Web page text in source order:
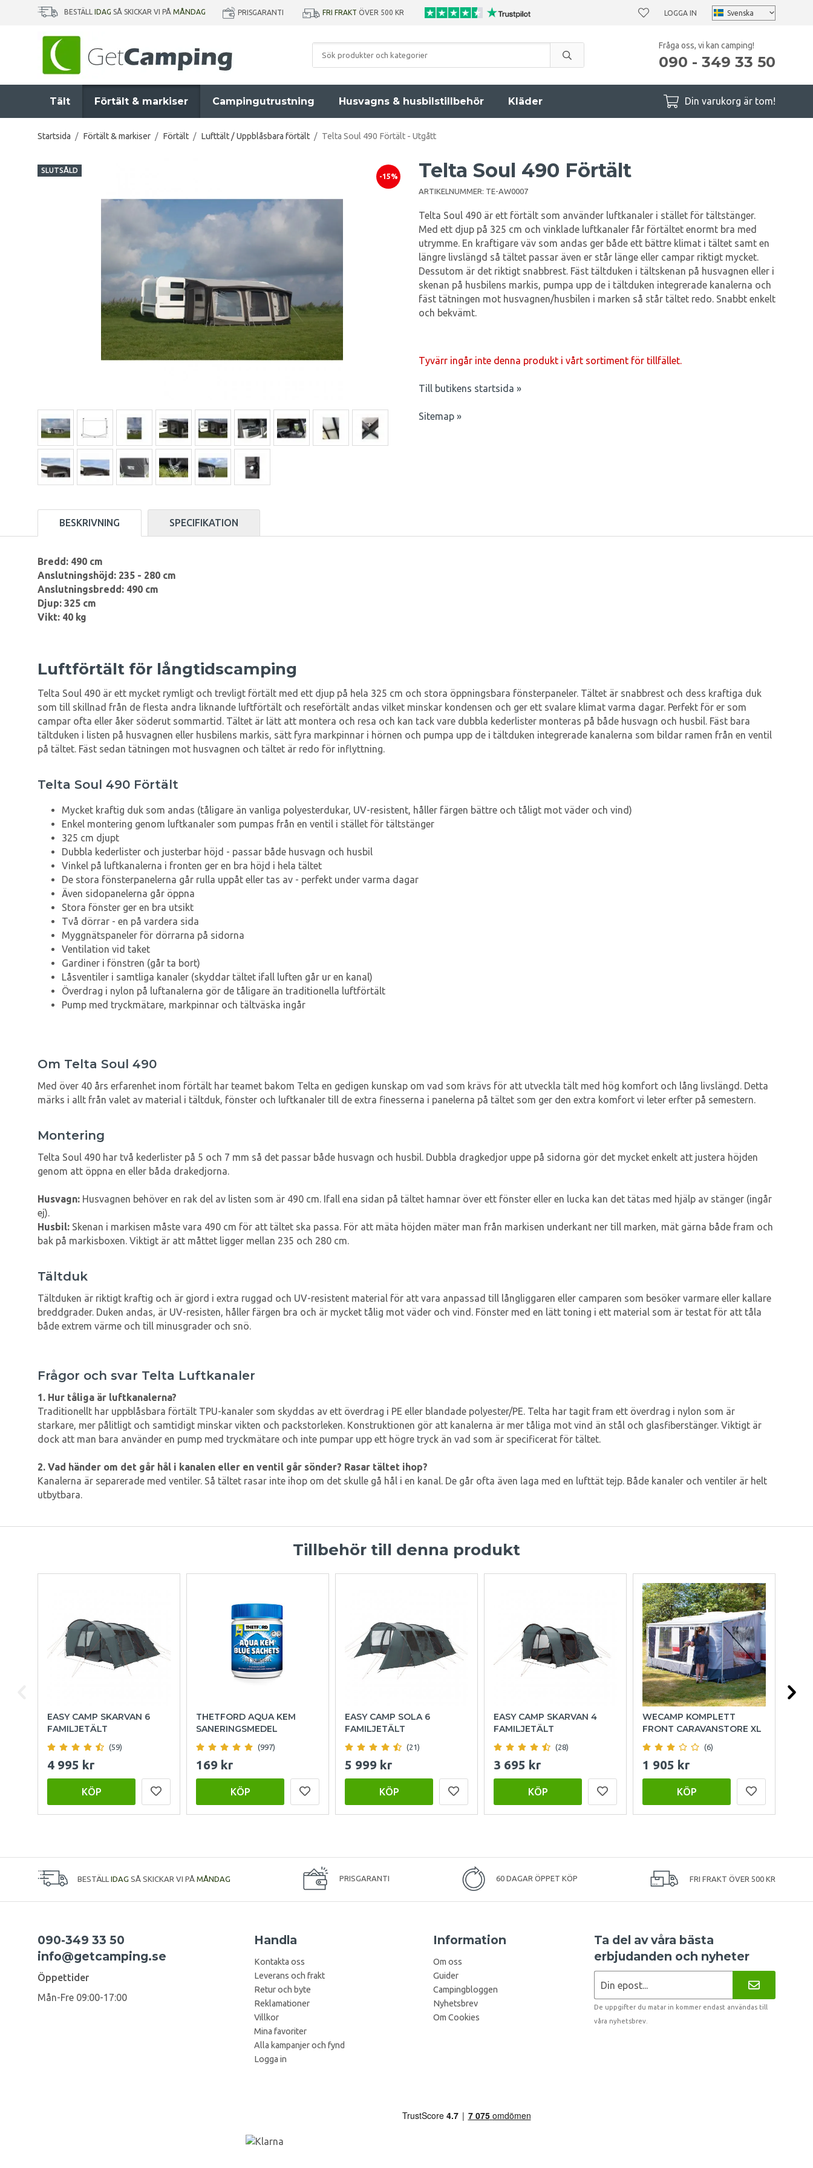
BESTÄLL IDAG SÅ SKICKAR VI PÅ MÅNDAG PRISGARANTI FRI FRAKT ÖVER 500 KR LOGGA IN
Fråga oss, vi kan camping!
090 - 349 33 50
Tält Förtält & markiser Campingutrustning Husvagns & husbilstillbehör Kläder Din varukorg är tom!
Startsida / Förtält & markiser / Förtält / Lufttält / Uppblåsbara förtält / Telta Soul 490 Förtält - Utgått
SLUTSÅLD
-15% Telta Soul 490 Förtält
ARTIKELNUMMER: TE-AW0007
Telta Soul 490 är ett förtält som använder luftkanaler i stället för tältstänger.
Med ett djup på 325 cm och vinklade luftkanaler får förtältet enormt bra med
utrymme. En kraftigare väv som andas ger både ett bättre klimat i tältet samt en
längre livslängd så tältet passar även er står länge eller campar riktigt mycket.
Dessutom är det riktigt snabbrest. Fäst tältduken i tältskenan på husvagnen eller i
skenan på husbilens markis, pumpa upp de i tältduken integrerade kanalerna och
fäst tätningen mot husvagnen/husbilen i marken så står tältet redo. Snabbt enkelt
och bekvämt.
Tyvärr ingår inte denna produkt i vårt sortiment för tillfället.
Till butikens startsida »
Sitemap »
BESKRIVNING SPECIFIKATION
Bredd: 490 cm
Anslutningshöjd: 235 - 280 cm
Anslutningsbredd: 490 cm
Djup: 325 cm
Vikt: 40 kg
Luftförtält för långtidscamping
Telta Soul 490 är ett mycket rymligt och trevligt förtält med ett djup på hela 325 cm och stora öppningsbara fönsterpaneler. Tältet är snabbrest och dess kraftiga duk
som till skillnad från de flesta andra liknande luftförtält och reseförtält andas vilket minskar kondensen och ger ett svalare klimat varma dagar. Perfekt för er som
campar ofta eller åker söderut sommartid. Tältet är lätt att montera och resa och kan tack vare dubbla kederlister monteras på både husvagn och husbil. Fäst bara
tältduken i listen på husvagnen eller husbilens markis, sätt fyra markpinnar i hörnen och pumpa upp de i tältduken integrerade kanalerna som bildar ramen från en ventil
på tältet. Fäst sedan tätningen mot husvagnen och tältet är redo för inflyttning.
Telta Soul 490 Förtält
Mycket kraftig duk som andas (tåligare än vanliga polyesterdukar, UV-resistent, håller färgen bättre och tåligt mot väder och vind)
Enkel montering genom luftkanaler som pumpas från en ventil i stället för tältstänger
325 cm djupt
Dubbla kederlister och justerbar höjd - passar både husvagn och husbil
Vinkel på luftkanalerna i fronten ger en bra höjd i hela tältet
De stora fönsterpanelerna går rulla uppåt eller tas av - perfekt under varma dagar
Även sidopanelerna går öppna
Stora fönster ger en bra utsikt
Två dörrar - en på vardera sida
Myggnätspaneler för dörrarna på sidorna
Ventilation vid taket
Gardiner i fönstren (går ta bort)
Låsventiler i samtliga kanaler (skyddar tältet ifall luften går ur en kanal)
Överdrag i nylon på luftanalerna gör de tåligare än traditionella luftförtält
Pump med tryckmätare, markpinnar och tältväska ingår
Om Telta Soul 490
Med över 40 års erfarenhet inom förtält har teamet bakom Telta en gedigen kunskap om vad som krävs för att utveckla tält med hög komfort och lång livslängd. Detta
märks i allt från valet av material i tältduk, fönster och luftkanaler till de extra finesserna i panelerna på tältet som ger den extra komfort vi leter erfter på semestern.
Montering
Telta Soul 490 har två kederlister på 5 och 7 mm så det passar både husvagn och husbil. Dubbla dragkedjor uppe på sidorna gör det mycket enkelt att justera höjden
genom att öppna en eller båda drakedjorna.
Husvagn: Husvagnen behöver en rak del av listen som är 490 cm. Ifall ena sidan på tältet hamnar över ett fönster eller en lucka kan det tätas med hjälp av stänger (ingår
ej).
Husbil: Skenan i markisen måste vara 490 cm för att tältet ska passa. För att mäta höjden mäter man från markisen underkant ner till marken, mät gärna både fram och
bak på markisboxen. Viktigt är att måttet ligger mellan 235 och 280 cm.
Tältduk
Tältduken är riktigt kraftig och är gjord i extra ruggad och UV-resistent material för att vara anpassad till långliggaren eller camparen som besöker varmare eller kallare
breddgrader. Duken andas, är UV-resisten, håller färgen bra och är mycket tålig mot väder och vind. Fönster med en lätt toning i ett material som är testat för att tåla
både extrem värme och till minusgrader och snö.
Frågor och svar Telta Luftkanaler
1. Hur tåliga är luftkanalerna?
Traditionellt har uppblåsbara förtält TPU-kanaler som skyddas av ett överdrag i PE eller blandade polyester/PE. Telta har tagit fram ett överdrag i nylon som är
starkare, mer pålitligt och samtidigt minskar vikten och packstorleken. Konstruktionen gör att kanalerna är mer tåliga mot vind än stål och glasfiberstänger. Viktigt är
dock att man bara använder en pump med tryckmätare och inte pumpar upp ett högre tryck än vad som är specificerat för tältet.
2. Vad händer om det går hål i kanalen eller en ventil går sönder? Rasar tältet ihop?
Kanalerna är separerade med ventiler. Så tältet rasar inte ihop om det skulle gå hål i en kanal. De går ofta även laga med en lufttät tejp. Både kanaler och ventiler är helt
utbytbara.
Tillbehör till denna produkt
EASY CAMP SKARVAN 6
FAMILJETÄLT
(59)
4 995 kr
KÖP
THETFORD AQUA KEM
SANERINGSMEDEL
(997)
169 kr
KÖP
EASY CAMP SOLA 6
FAMILJETÄLT
(21)
5 999 kr
KÖP
EASY CAMP SKARVAN 4
FAMILJETÄLT
(28)
3 695 kr
KÖP
WECAMP KOMPLETT
FRONT CARAVANSTORE XL
(6)
1 905 kr
KÖP
BESTÄLL IDAG SÅ SKICKAR VI PÅ MÅNDAG PRISGARANTI 60 DAGAR ÖPPET KÖP FRI FRAKT ÖVER 500 KR
090-349 33 50
info@getcamping.se
Öppettider
Mån-Fre 09:00-17:00
Handla
Kontakta oss
Leverans och frakt
Retur och byte
Reklamationer
Villkor
Mina favoriter
Alla kampanjer och fynd
Logga in
Information
Om oss
Guider
Campingbloggen
Nyhetsbrev
Om Cookies
Ta del av våra bästa
erbjudanden och nyheter
De uppgifter du matar in kommer endast användas till
våra nyhetsbrev.